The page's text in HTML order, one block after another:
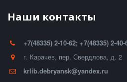
Наши контакты
+7(48335) 2-10-62; +7(48335) 2-40-
г. Карачев, пер. Свердлова, д. 2
krlib.debryansk@yandex.ru